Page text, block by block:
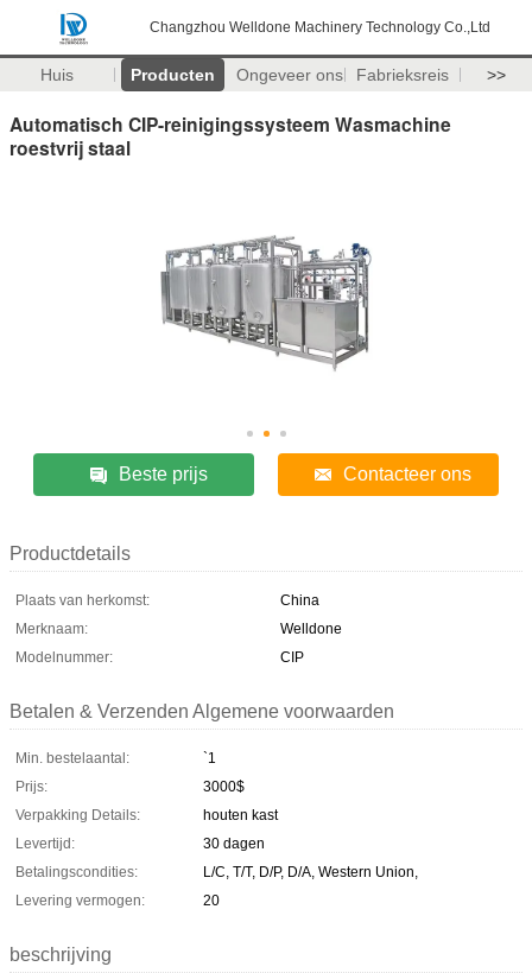
Changzhou Welldone Machinery Technology Co.,Ltd
Huis Producten Ongeveer ons Fabrieksreis >>
Automatisch CIP-reinigingssysteem Wasmachine
roestvrij staal
Beste prijs Contacteer ons
Productdetails
Plaats van herkomst:
China
Merknaam:
Welldone
Modelnummer:
CIP
Betalen & Verzenden Algemene voorwaarden
Min. bestelaantal:
`1
Prijs:
3000$
Verpakking Details:
houten kast
Levertijd:
30 dagen
Betalingscondities:
L/C, T/T, D/P, D/A, Western Union,
Levering vermogen:
20
beschrijving